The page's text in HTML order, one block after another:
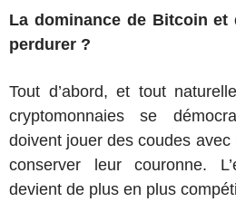
La dominance de Bitcoin et
perdurer ?
Tout d’abord, et tout
cryptomonnaies se
doivent jouer des coudes
conserver leur couronne.
devient de plus en plus